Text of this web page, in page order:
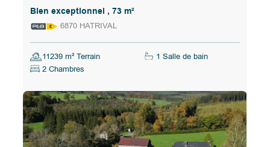
Bien exceptionnel , 73 m²
6870 HATRIVAL
11239 m² Terrain
1 Salle de bain
2 Chambres